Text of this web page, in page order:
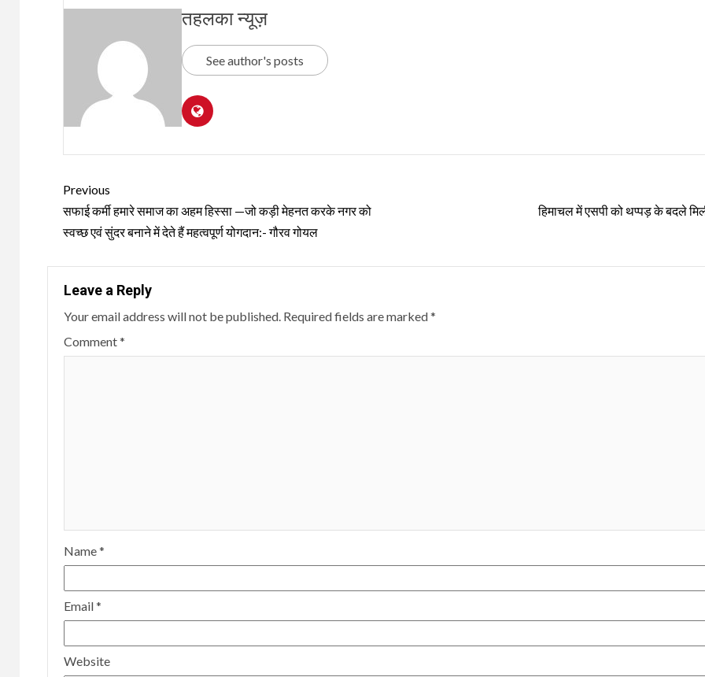
तहलका न्यूज़
See author's posts
Continue
Reading
Previous
सफाई कर्मी हमारे समाज का अहम हिस्सा —जो कड़ी मेहनत करके नगर को
स्वच्छ एवं सुंदर बनाने में देते हैं महत्वपूर्ण योगदान:- गौरव गोयल
हिमाचल में एसपी को थप्पड़ के बदले
Leave a Reply
Your email address will not be published. Required fields are marked*
Comment*
Name*
Email*
Website